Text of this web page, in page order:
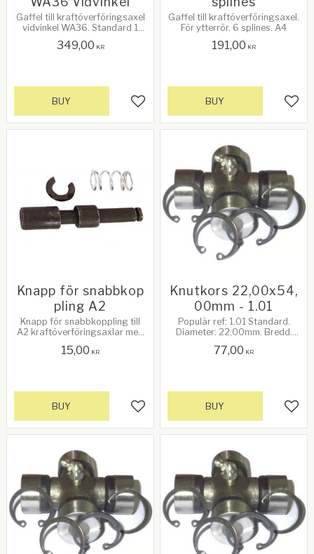
Gaffel till kraftöverföringsaxel
vidvinkel WA36. Standard 1
349,00 KR
Add to favorites
BUY
Gaffel till kraftöverföringsaxel.
För ytterrör. 6 splines. A4
191,00 KR
BUY
Knapp för snabbkop
pling A2
Knapp för snabbkoppling till
A2 kraftöverföringsaxlar med
garantera att det passar våra
15,00 KR
Add to favorites
BUY
Knutkors 22,00x54,
00mm - 1.01
Populär ref: 1.01 Standard.
Diameter: 22,00mm. Bredd.
77,00 KR
BUY